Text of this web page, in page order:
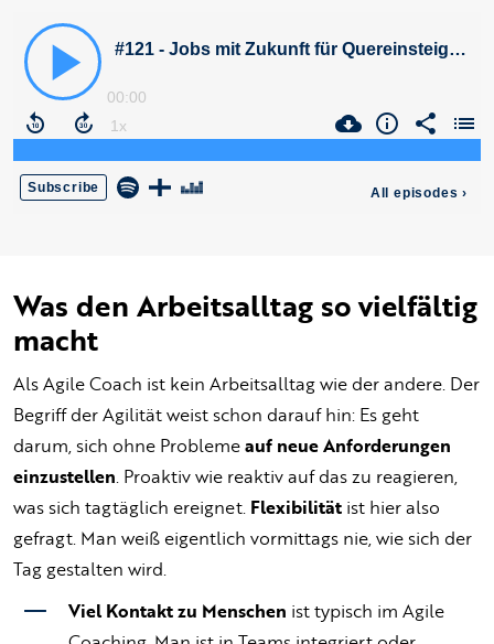
Was den Arbeitsalltag so vielfältig
macht
Als Agile Coach ist kein Arbeitsalltag wie der andere. Der
Begriff der Agilität weist schon darauf hin: Es geht
darum, sich ohne Problemeauf neue Anforderungen
einzustellen . Proaktiv wie reaktiv auf das zu reagieren,
was sich tagtäglich ereignet. Flexibilität ist hier also
gefragt. Man weiß eigentlich vormittags nie, wie sich der
Tag gestalten wird.
Viel Kontakt zu Menschen ist typisch im Agile